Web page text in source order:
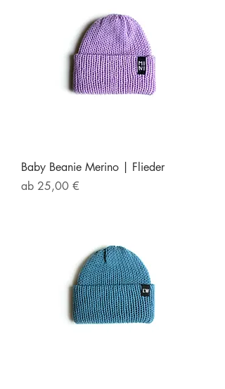
Baby Beanie Merino | Flieder
ab 25,00 €
Sale-Preis